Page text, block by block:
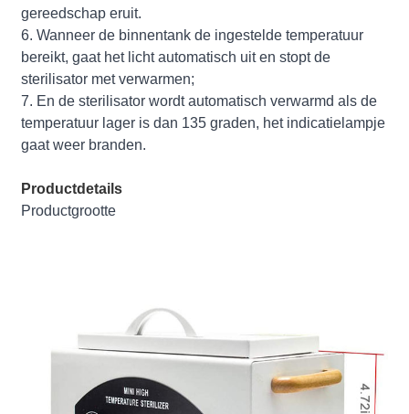
gereedschap eruit.
6. Wanneer de binnentank de ingestelde temperatuur
bereikt, gaat het licht automatisch uit en stopt de
sterilisator met verwarmen;
7. En de sterilisator wordt automatisch verwarmd als de
temperatuur lager is dan 135 graden, het indicatielampje
gaat weer branden.
Productdetails
Productgrootte